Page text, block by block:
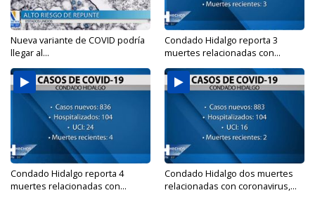
Nueva variante de COVID podría
llegar al...
Condado Hidalgo reporta 3
muertes relacionadas con...
Condado Hidalgo reporta 4
muertes relacionadas con...
Condado Hidalgo dos muertes
relacionadas con coronavirus,...